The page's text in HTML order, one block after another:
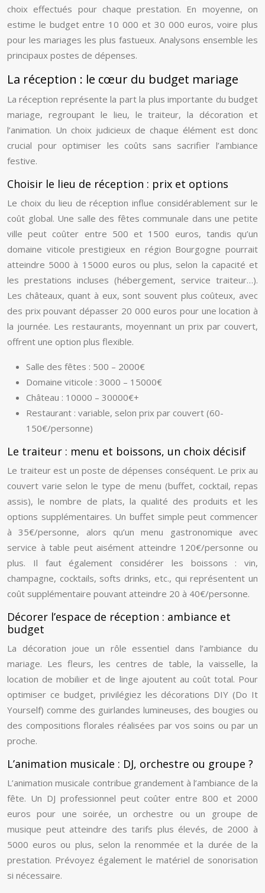
choix effectués pour chaque prestation. En moyenne, on
estime le budget entre 10 000 et 30 000 euros, voire plus
pour les mariages les plus fastueux. Analysons ensemble les
principaux postes de dépenses.
La réception : le cœur du budget mariage
La réception représente la part la plus importante du budget
mariage, regroupant le lieu, le traiteur, la décoration et
l’animation. Un choix judicieux de chaque élément est donc
crucial pour optimiser les coûts sans sacrifier l’ambiance
festive.
Choisir le lieu de réception : prix et options
Le choix du lieu de réception influe considérablement sur le
coût global. Une salle des fêtes communale dans une petite
ville peut coûter entre 500 et 1500 euros, tandis qu’un
domaine viticole prestigieux en région Bourgogne pourrait
atteindre 5000 à 15000 euros ou plus, selon la capacité et
les prestations incluses (hébergement, service traiteur…).
Les châteaux, quant à eux, sont souvent plus coûteux, avec
des prix pouvant dépasser 20 000 euros pour une location à
la journée. Les restaurants, moyennant un prix par couvert,
offrent une option plus flexible.
Salle des fêtes : 500 – 2000€
Domaine viticole : 3000 – 15000€
Château : 10000 – 30000€+
Restaurant : variable, selon prix par couvert (60-
150€/personne)
Le traiteur : menu et boissons, un choix décisif
Le traiteur est un poste de dépenses conséquent. Le prix au
couvert varie selon le type de menu (buffet, cocktail, repas
assis), le nombre de plats, la qualité des produits et les
options supplémentaires. Un buffet simple peut commencer
à 35€/personne, alors qu’un menu gastronomique avec
service à table peut aisément atteindre 120€/personne ou
plus. Il faut également considérer les boissons : vin,
champagne, cocktails, softs drinks, etc., qui représentent un
coût supplémentaire pouvant atteindre 20 à 40€/personne.
Décorer l’espace de réception : ambiance et
budget
La décoration joue un rôle essentiel dans l’ambiance du
mariage. Les fleurs, les centres de table, la vaisselle, la
location de mobilier et de linge ajoutent au coût total. Pour
optimiser ce budget, privilégiez les décorations DIY (Do It
Yourself) comme des guirlandes lumineuses, des bougies ou
des compositions florales réalisées par vos soins ou par un
proche.
L’animation musicale : DJ, orchestre ou groupe ?
L’animation musicale contribue grandement à l’ambiance de la
fête. Un DJ professionnel peut coûter entre 800 et 2000
euros pour une soirée, un orchestre ou un groupe de
musique peut atteindre des tarifs plus élevés, de 2000 à
5000 euros ou plus, selon la renommée et la durée de la
prestation. Prévoyez également le matériel de sonorisation
si nécessaire.